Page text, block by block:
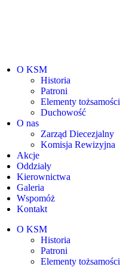
O KSM
Historia
Patroni
Elementy tożsamości
Duchowość
O nas
Zarząd Diecezjalny
Komisja Rewizyjna
Akcje
Oddziały
Kierownictwa
Galeria
Wspomóż
Kontakt
O KSM
Historia
Patroni
Elementy tożsamości